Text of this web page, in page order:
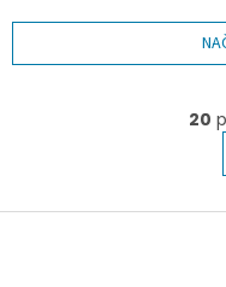
farebné i prírodné. Hra s
priestorovú...
20
Z